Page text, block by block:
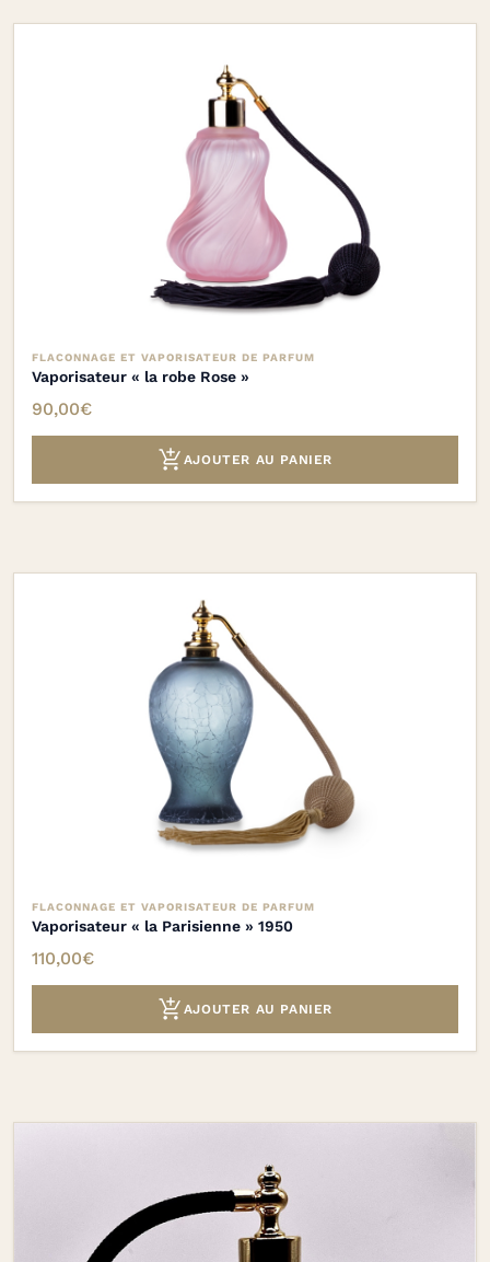
FLACONNAGE ET VAPORISATEUR DE PARFUM
Vaporisateur « la robe Rose »
90,00€
 AJOUTER AU PANIER
FLACONNAGE ET VAPORISATEUR DE PARFUM
Vaporisateur « la Parisienne » 1950
110,00€
 AJOUTER AU PANIER